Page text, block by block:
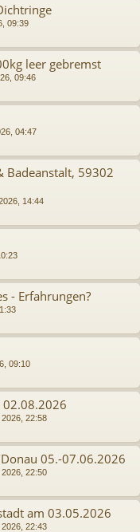
09:39
leer gebremst
09:46
04:47
Badeanstalt, 59302
14:44
- Erfahrungen?
09:10
02.08.2026
2026, 22:58
05.-07.06.2026
2026, 22:50
am 03.05.2026
2026, 22:43